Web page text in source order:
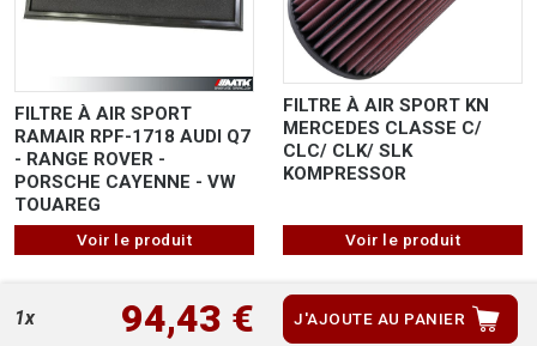
FILTRE À AIR SPORT
RAMAIR RPF-1718 AUDI Q7
- RANGE ROVER -
PORSCHE CAYENNE - VW
TOUAREG
Voir le produit
FILTRE À AIR SPORT KN
MERCEDES CLASSE C/
CLC/ CLK/ SLK
KOMPRESSOR
Voir le produit
1x 94,43 € J'AJOUTE AU PANIER